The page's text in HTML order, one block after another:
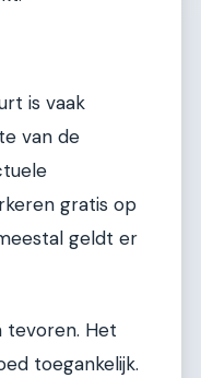
is vaak
van de
gratis op
geldt er
tevoren. Het
toegankelijk.